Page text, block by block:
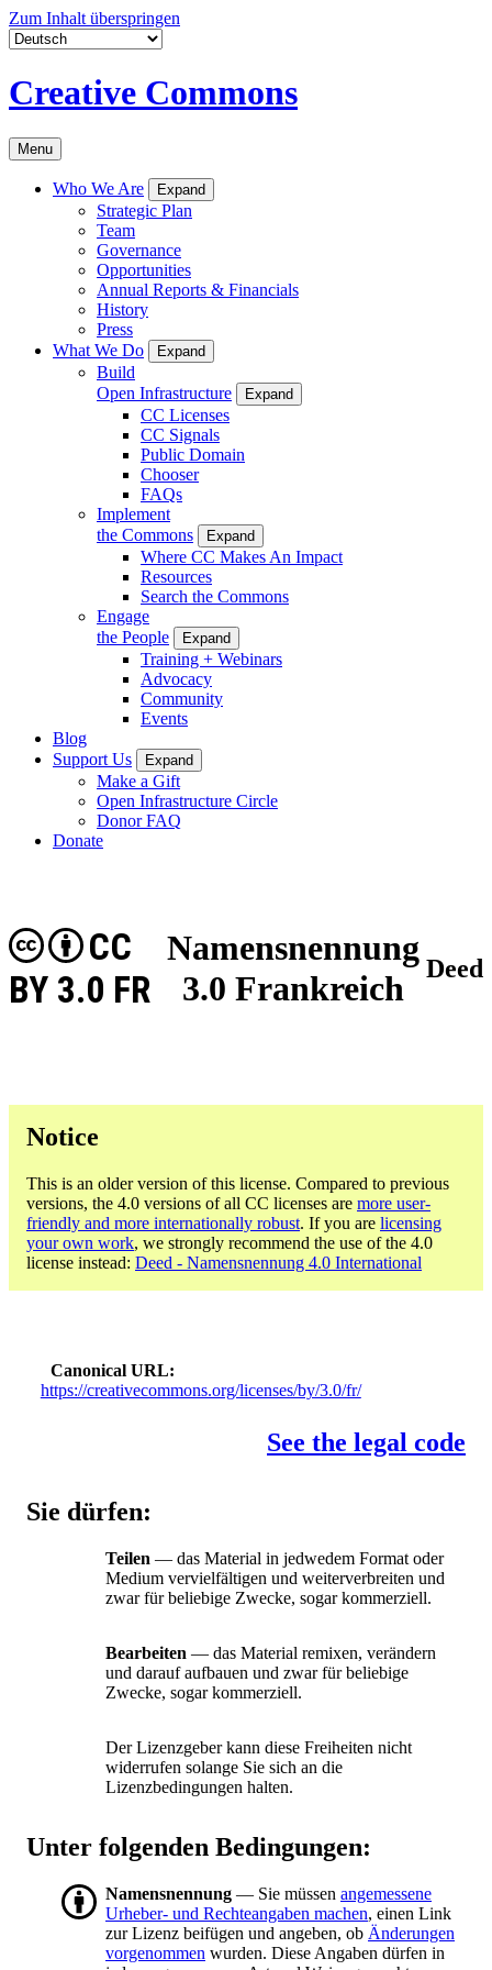
Zum Inhalt überspringen
Creative Commons
Menu
Who We Are Expand
Strategic Plan
Team
Governance
Opportunities
Annual Reports & Financials
History
Press
What We Do
Expand
Build
Open Infrastructure
Expand
CC Licenses
CC Signals
Public Domain
Chooser
FAQs
Implement
the Commons
Expand
Where CC Makes An Impact
Resources
Search the Commons
Engage
the People
Expand
Training + Webinars
Advocacy
Community
Events
Blog
Support Us
Expand
Make a Gift
Open Infrastructure Circle
Donor FAQ
Donate
Namensnennung
3.0 Frankreich
CC
BY 3.0 FR
Deed
Notice
This is an older version of this license. Compared to previous
versions, the 4.0 versions of all CC licenses are more user-
friendly and more internationally robust. If you are licensing
your own work, we strongly recommend the use of the 4.0
license instead: Deed - Namensnennung 4.0 International
Canonical URL
https://creativecommons.org/licenses/by/3.0/fr/
See the legal code
Sie dürfen:
Teilen — das Material in jedwedem Format oder
Medium vervielfältigen und weiterverbreiten und
zwar für beliebige Zwecke, sogar kommerziell.
Bearbeiten — das Material remixen, verändern
und darauf aufbauen und zwar für beliebige
Zwecke, sogar kommerziell.
Der Lizenzgeber kann diese Freiheiten nicht
widerrufen solange Sie sich an die
Lizenzbedingungen halten.
Unter folgenden Bedingungen:
Namensnennung — Sie müssen angemessene
Urheber- und Rechteangaben machen, einen Link
zur Lizenz beifügen und angeben, ob Änderungen
vorgenommen wurden. Diese Angaben dürfen in